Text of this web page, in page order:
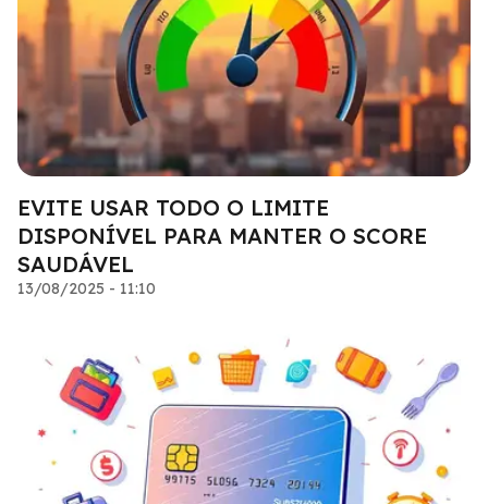
EVITE USAR TODO O LIMITE
DISPONÍVEL PARA MANTER O SCORE
SAUDÁVEL
13/08/2025 - 11:10